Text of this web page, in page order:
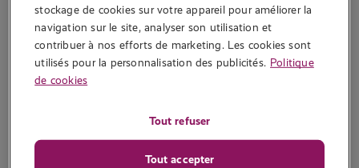
Combien de temps dure un
saignement utérin ?
En général, le spotting ne dure pas plus d’une journée.
comme leurs règles normales, qui durent plusieurs jours.
Comment surviennent les
stockage de cookies sur votre appareil pour améliorer la
navigation sur le site, analyser son utilisation et
contribuer à nos efforts de marketing. Les cookies sont
utilisés pour la personnalisation des publicités. Politique
de cookies
Tout refuser
Tout accepter